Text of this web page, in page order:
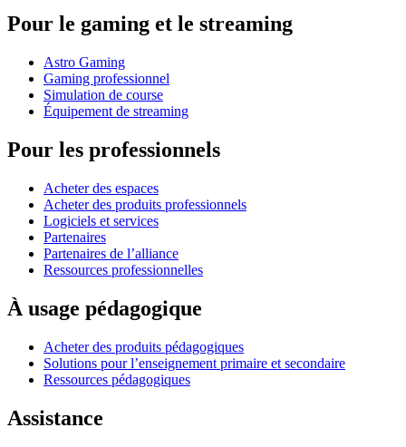
Pour le gaming et le streaming
Astro Gaming
Gaming professionnel
Simulation de course
Équipement de streaming
Pour les professionnels
Acheter des espaces
Acheter des produits professionnels
Logiciels et services
Partenaires
Partenaires de l’alliance
Ressources professionnelles
À usage pédagogique
Acheter des produits pédagogiques
Solutions pour l’enseignement primaire et secondaire
Ressources pédagogiques
Assistance